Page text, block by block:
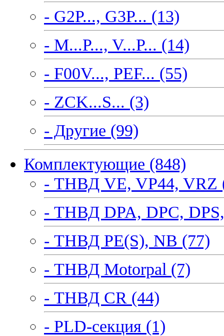
- G2P..., G3P... (13)
- M...P..., V...P... (14)
- F00V..., PEF... (55)
- ZCK...S... (3)
- Другие (99)
Комплектующие (848)
- ТНВД VE, VP44, VRZ
- ТНВД DPA, DPC,
- ТНВД PE(S), NB (77)
- ТНВД Motorpal (7)
- ТНВД CR (44)
- PLD-секция (1)